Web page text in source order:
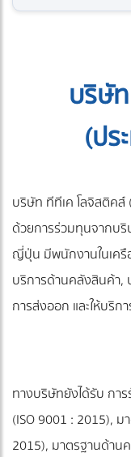
บริษั
(ปร
บริษัท ทีทีเค โลจิสติคส์
ด้วยการร่วมทุนจากบริ
ญี่ปุ่น มีพนักงานในเครื
บริการด้านคลังสินค้า
การส่งออก และให้บริ
ทางบริษัทยังได้รับ กา
(ISO 9001 : 2015),
2015), มาตรฐานด้าน